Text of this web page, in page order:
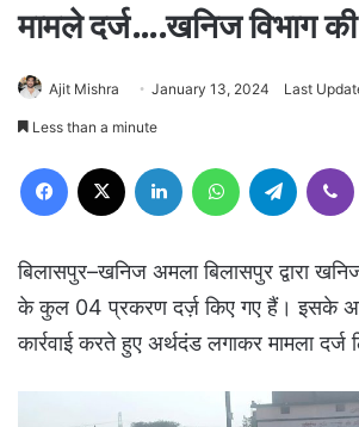
मामले दर्ज….खनिज विभाग की
Ajit Mishra January 13, 2024 Last
Less than a minute
Facebook LinkedIn WhatsAppTelegram
बिलासपुर–खनिज अमला बिलासपुर द्वारा
के कुल 04 प्रकरण दर्ज़ किए गए हैं। इसके
कार्रवाई करते हुए अर्थदंड लगाकर मामला दर्ज